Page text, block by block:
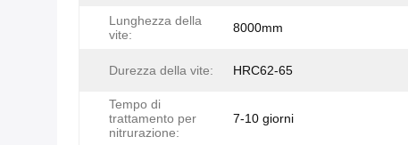
Lunghezza della
vite:
8000mm
Durezza della vite: HRC62-65
Tempo di
trattamento per
nitrurazione:
7-10 giorni